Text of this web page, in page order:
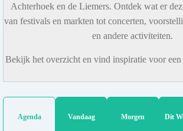
Achterhoek en de Liemers. Ontdek wat er
van festivals en markten tot concerten,
en andere activiteiten.
Bekijk het overzicht en vind inspiratie voor
Agenda Vandaag Morgen Dit